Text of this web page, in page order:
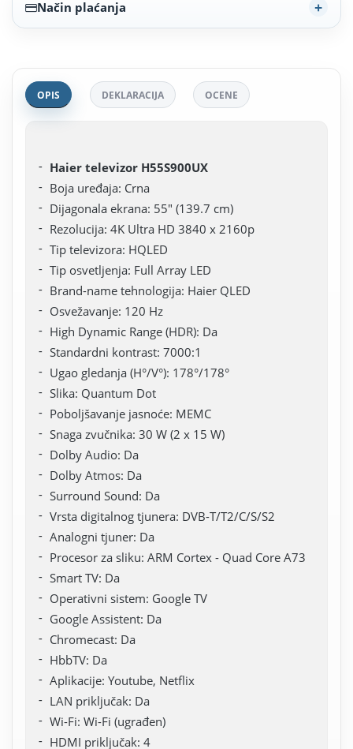
Način plaćanja
OPIS DEKLARACIJA OCENE
Haier televizor H55S900UX
Boja uređaja: Crna
Dijagonala ekrana: 55" (139.7 cm)
Rezolucija: 4K Ultra HD 3840 x 2160p
Tip televizora: HQLED
Tip osvetljenja: Full Array LED
Brand-name tehnologija: Haier QLED
Osvežavanje: 120 Hz
High Dynamic Range (HDR): Da
Standardni kontrast: 7000:1
Ugao gledanja (H°/V°): 178°/178°
Slika: Quantum Dot
Poboljšavanje jasnoće: MEMC
Snaga zvučnika: 30 W (2 x 15 W)
Dolby Audio: Da
Dolby Atmos: Da
Surround Sound: Da
Vrsta digitalnog tjunera: DVB-T/T2/C/S/S2
Analogni tjuner: Da
Procesor za sliku: ARM Cortex - Quad Core A73
Smart TV: Da
Operativni sistem: Google TV
Google Assistent: Da
Chromecast: Da
HbbTV: Da
Aplikacije: Youtube, Netflix
LAN priključak: Da
Wi-Fi: Wi-Fi (ugrađen)
HDMI priključak: 4